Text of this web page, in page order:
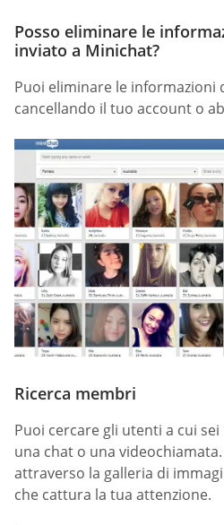
Posso eliminare le
inviato a Minichat?
Puoi eliminare le informazioni
cancellando il tuo account o
Ricerca membri
Puoi cercare gli utenti a cui
una chat o una
attraverso la galleria di
che cattura la tua attenzione.